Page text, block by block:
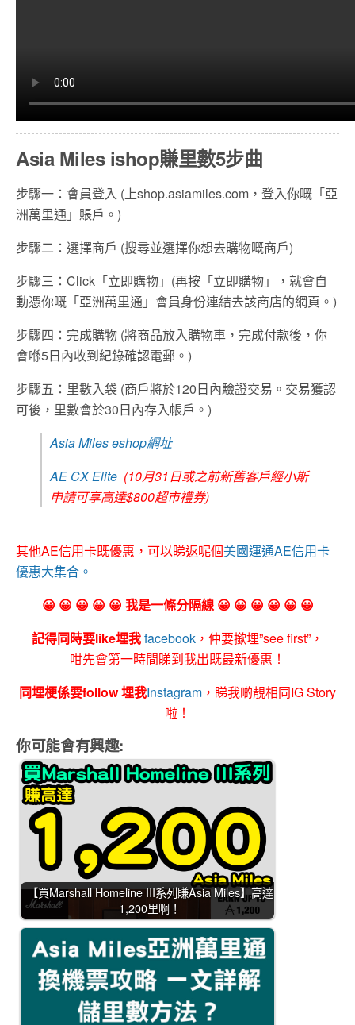
Asia Miles ishop賺里數5步曲
步驟一：會員登入 (上shop.asiamiles.com，登入你嘅「亞
洲萬里通」賬戶。)
步驟二：選擇商戶 (搜尋並選擇你想去購物嘅商戶)
步驟三：Click「立即購物」(再按「立即購物」，就會自
動憑你嘅「亞洲萬里通」會員身份連結去該商店的網頁。)
步驟四：完成購物 (將商品放入購物車，完成付款後，你
會喺5日內收到紀錄確認電郵。)
步驟五：里數入袋 (商戶將於120日內驗證交易。交易獲認
可後，里數會於30日內存入帳戶。)
Asia Miles eshop網址
AE CX Elite (10月31日或之前新舊客戶經小斯
申請可享高達$800超市禮券)
其他AE信用卡既優惠，可以睇返呢個美國運通AE信用卡
優惠大集合。
😀 😀 😀 😀 😀 我是一條分隔線 😀 😀 😀 😀 😀 😀
記得同時要like埋我facebook ，仲要撳埋”see first”，
咁先會第一時間睇到我出既最新優惠！
同埋梗係要follow 埋我Instagram ，睇我啲靚相同IG Story
啦！
你可能會有興趣:
【買Marshall Homeline III系列賺Asia Miles】高達
1,200里啊！